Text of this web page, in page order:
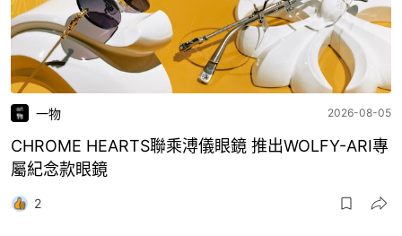
一物 2026-08-05
CHROME HEARTS聯乘溥儀眼鏡 推出WOLFY-ARI專
屬紀念款眼鏡
2